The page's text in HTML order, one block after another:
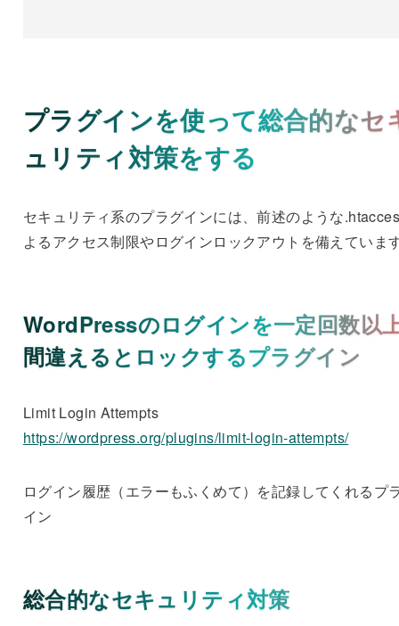
プラグインを使って総合的なセ
ュリティ対策をする
セキュリティ系のプラグインには、前述のような
よるアクセス制限やログインロックアウトを備えていま
WordPressのログインを一定回数以
間違えるとロックするプラグイン
Limit Login Attempts
https://wordpress.org/plugins/limit-login-attempts/
ログイン履歴（エラーもふくめて）を記録してくれるプ
イン
総合的なセキュリティ対策